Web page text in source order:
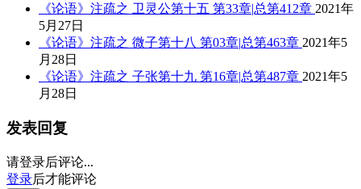
《论语》注疏之 卫灵公第十五 第33章|总第412章 2021年
5月27日
《论语》注疏之 微子第十八 第03章|总第463章 2021年5
月28日
《论语》注疏之 子张第十九 第16章|总第487章 2021年5
月28日
发表回复
请登录后评论...
登录后才能评论